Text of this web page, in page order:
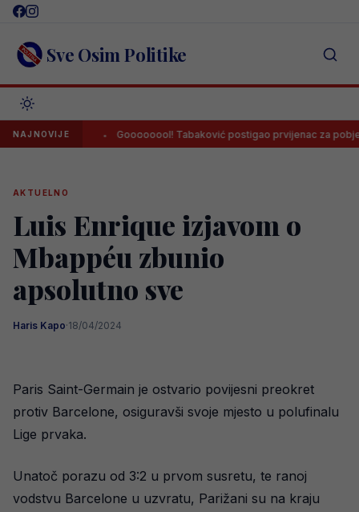
Skip
content Sve Osim Politike
NAJNOVIJE Goooooool! Tabaković postigao prvijenac za pobjedu
AKTUELNO
Luis Enrique izjavom o
Mbappéu zbunio
apsolutno sve
Haris Kapo·18/04/2024
Paris Saint-Germain je ostvario povijesni preokret
protiv Barcelone, osiguravši svoje mjesto u polufinalu
Lige prvaka.
Unatoč porazu od 3:2 u prvom susretu, te ranoj
vodstvu Barcelone u uzvratu, Parižani su na kraju